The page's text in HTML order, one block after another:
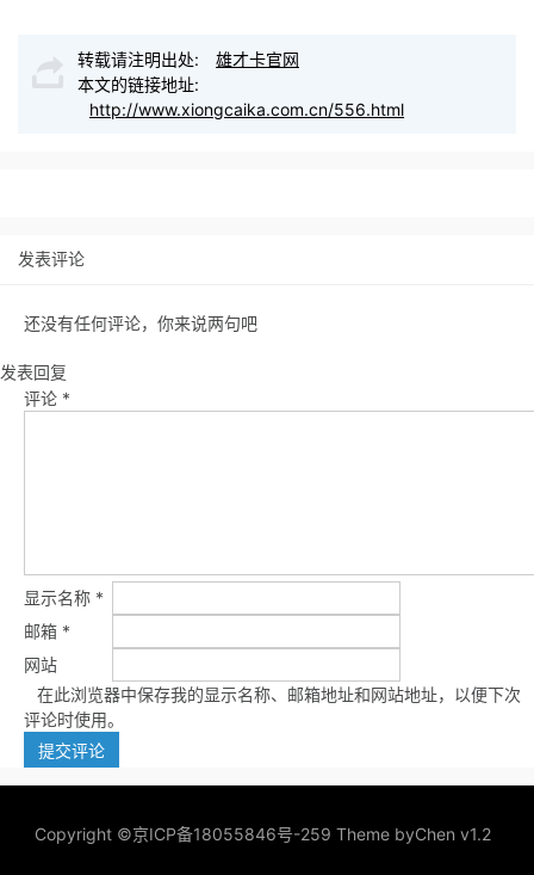
转载请注明出处:
雄才卡官网
本文的链接地址:
http://www.xiongcaika.com.cn/556.html
发表评论
还没有任何评论，你来说两句吧
发表回复
评论 *
显示名称 *
邮箱 *
网站
在此浏览器中保存我的显示名称、邮箱地址和网站地址，以便下次
评论时使用。
Copyright ©京ICP备18055846号-259 Theme byChen v1.2